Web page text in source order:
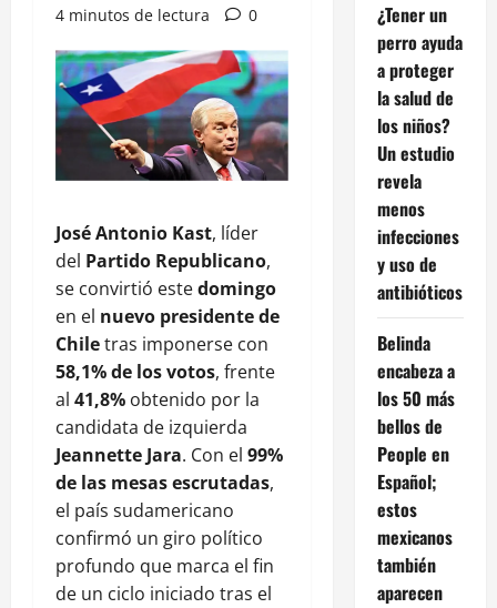
4 minutos de lectura
0
José Antonio Kast, líder
del Partido Republicano,
se convirtió estedomingo
en el nuevo presidente de
Chiletras imponerse con
58,1% de los votos, frente
al 41,8% obtenido por la
candidata de izquierda
Jeannette Jara. Con el 99%
de las mesas escrutadas,
el país sudamericano
confirmó un giro político
profundo que marca el fin
de un ciclo iniciado tras el
¿Tener un
perro ayuda
a proteger
la salud de
los niños?
Un estudio
revela
menos
infecciones
y uso de
antibióticos
Belinda
encabeza a
los 50 más
bellos de
People en
Español;
estos
mexicanos
también
aparecen